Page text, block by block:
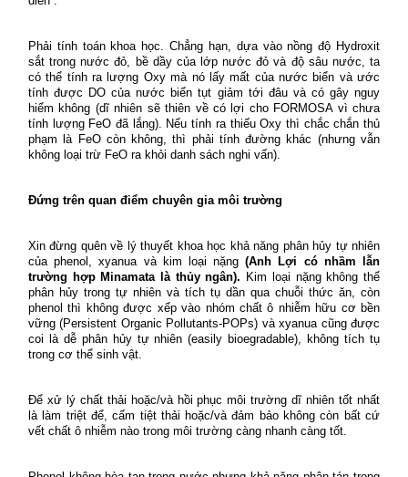
Phải tính toán khoa học. Chẳng hạn, dựa vào nồng độ Hydroxit
sắt trong nước đỏ, bề dầy của lớp nước đỏ và độ sâu nước, ta
có thể tính ra lượng Oxy mà nó lấy mất của nước biển và ước
tính được DO của nước biển tụt giảm tới đâu và có gây nguy
hiểm không (dĩ nhiên sẽ thiên về có lợi cho FORMOSA vì chưa
tính lượng FeO đã lắng). Nếu tính ra thiếu Oxy thì chắc chắn thủ
phạm là FeO còn không, thì phải tính đường khác (nhưng vẫn
không loại trừ FeO ra khỏi danh sách nghi vấn).
Đứng trên quan điểm chuyên gia môi trường
Xin đừng quên về lý thuyết khoa học khả năng phân hủy tự nhiên
của phenol, xyanua và kim loại nặng(Anh Lợi có nhầm lẫn
trường hợp Minamata là thủy ngân). Kim loại nặng không thể
phân hủy trong tự nhiên và tích tụ dần qua chuỗi thức ăn, còn
phenol thì không được xếp vào nhóm chất ô nhiễm hữu cơ bền
vững (Persistent Organic Pollutants-POPs) và xyanua cũng được
coi là dễ phân hủy tự nhiên (easily bioegradable), không tích tụ
trong cơ thể sinh vật.
Để xử lý chất thải hoặc/và hồi phục môi trường dĩ nhiên tốt nhất
là làm triệt để, cấm tiệt thải hoặc/và đảm bảo không còn bất cứ
vết chất ô nhiễm nào trong môi trường càng nhanh càng tốt.